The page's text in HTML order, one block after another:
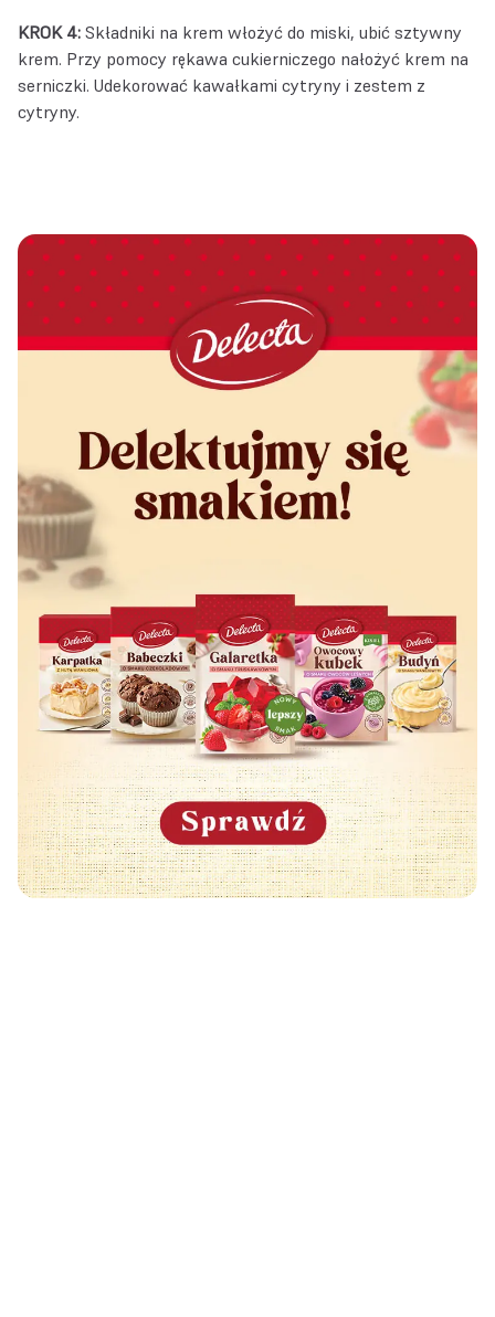
KROK 4: Składniki na krem włożyć do miski, ubić sztywny
krem. Przy pomocy rękawa cukierniczego nałożyć krem na
serniczki. Udekorować kawałkami cytryny i zestem z
cytryny.